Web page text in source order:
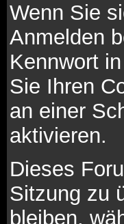
Wenn Sie
Anmelden
Kennwort
Sie Ihren
an einer
aktivieren.
Dieses
Sitzung zu
bleiben,